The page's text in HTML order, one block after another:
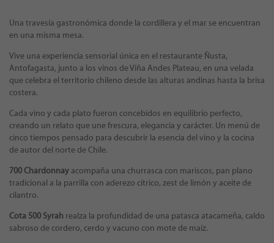
Una travesía gastronómica donde la cordillera y el mar se encuentran
en una misma mesa.
Vive una experiencia sensorial única en el restaurante Ñusta,
Antofagasta, junto a los vinos de Viña Andes Plateau, en una velada
que celebra el territorio chileno desde las alturas andinas hasta la brisa
costera.
Cada vino y cada plato fueron concebidos en equilibrio perfecto,
creando un relato que une frescura, elegancia y carácter. Un menú de
cinco tiempos pensado para descubrir la esencia del vino y la cocina
de autor del norte de Chile.
700 Chardonnayacompaña una churrasca con mariscos, pan plano
tradicional a la parrilla con aderezo cítrico, zest de limón y aceite de
cilantro.
Cota 500 Syrah realza la profundidad de una patasca atacameña, caldo
sabroso de cordero, cerdo y vacuno con mote de maíz.